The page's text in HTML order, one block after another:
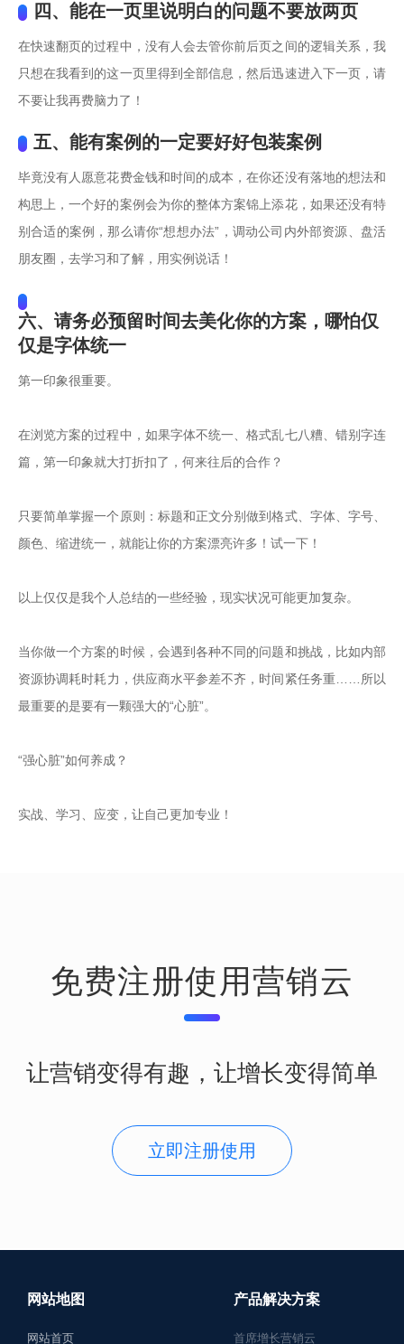
四、能在一页里说明白的问题不要放两页
在快速翻页的过程中，没有人会去管你前后页之间的逻辑关系，我
只想在我看到的这一页里得到全部信息，然后迅速进入下一页，请
不要让我再费脑力了！
五、能有案例的一定要好好包装案例
毕竟没有人愿意花费金钱和时间的成本，在你还没有落地的想法和
构思上，一个好的案例会为你的整体方案锦上添花，如果还没有特
别合适的案例，那么请你“想想办法”，调动公司内外部资源、盘活
朋友圈，去学习和了解，用实例说话！
六、请务必预留时间去美化你的方案，哪怕仅
仅是字体统一
第一印象很重要。
在浏览方案的过程中，如果字体不统一、格式乱七八糟、错别字连
篇，第一印象就大打折扣了，何来往后的合作？
只要简单掌握一个原则：标题和正文分别做到格式、字体、字号、
颜色、缩进统一，就能让你的方案漂亮许多！试一下！
以上仅仅是我个人总结的一些经验，现实状况可能更加复杂。
当你做一个方案的时候，会遇到各种不同的问题和挑战，比如内部
资源协调耗时耗力，供应商水平参差不齐，时间紧任务重……所以
最重要的是要有一颗强大的“心脏”。
“强心脏”如何养成？
实战、学习、应变，让自己更加专业！
免费注册使用营销云
让营销变得有趣，让增长变得简单
立即注册使用
网站地图
网站首页
产品解决方案
首席增长营销云